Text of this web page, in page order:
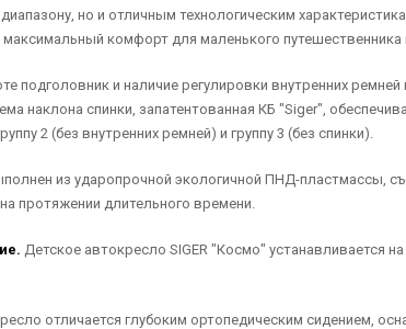
но и отличным технологическим
максимальный комфорт для маленького
подголовник и наличие регулировки внутренних
наклона спинки, запатентованная КБ "Siger",
2 (без внутренних ремней) и группу 3 (без спинки).
из ударопрочной экологичной ПНД-пластмассы,
протяжении длительного времени.
Детское автокресло SIGER "Космо" устанавливается
отличается глубоким ортопедическим сидением,